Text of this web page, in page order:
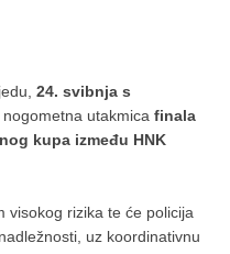
24. svibnja s
nogometna utakmicafinala
kupa između HNK
visokog rizika te će policija
uz koordinativnu